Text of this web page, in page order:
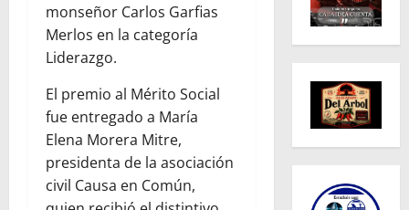
monseñor Carlos Garfias
Merlos en la categoría
Liderazgo.
El premio al Mérito Social
fue entregado a María
Elena Morera Mitre,
presidenta de la asociación
civil Causa en Común,